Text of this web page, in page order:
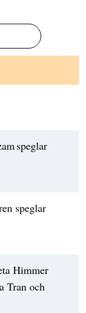
speglar
speglar
Himmer
Tran och